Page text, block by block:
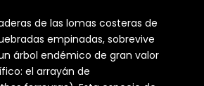
de las lomas costeras de
empinadas, sobrevive
árbol endémico de gran valor
el arrayán de